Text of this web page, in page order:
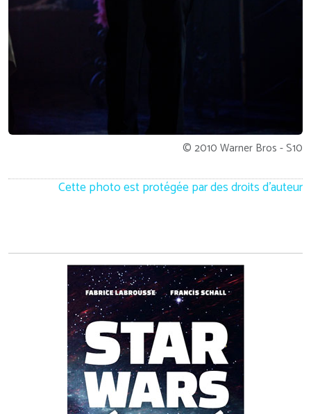
© 2010 Warner Bros - S10
Cette photo est protégée par des droits d'auteur